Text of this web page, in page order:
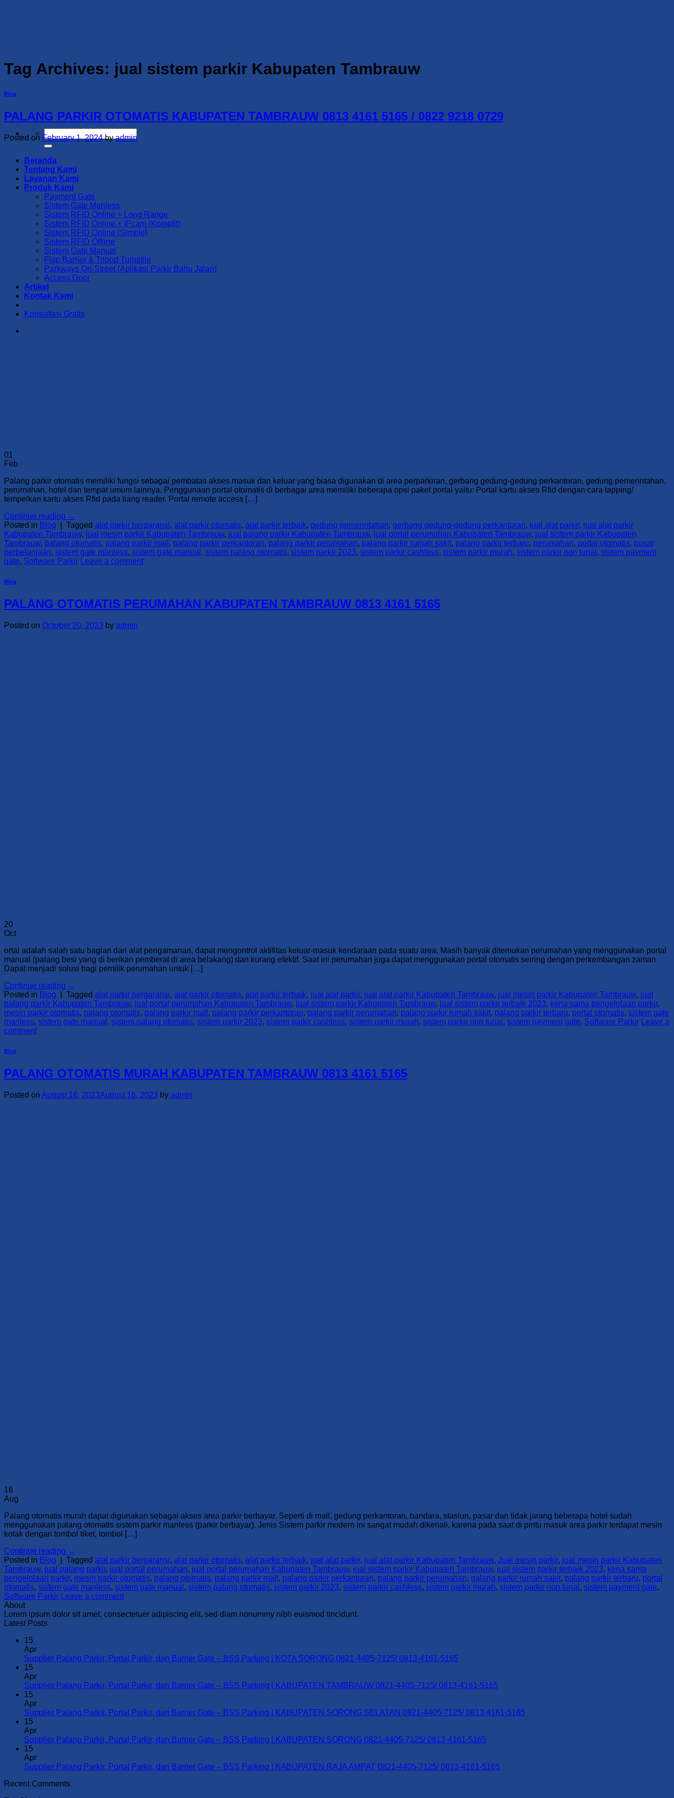
for:
Beranda
Tentang Kami
Layanan Kami
Produk Kami
Payment Gate
Sistem Gate Manless
Sistem RFID Online + Long Range
Sistem RFID Online + IPcam (Komplit)
Sistem RFID Online (Simple)
Sistem RFID Offline
Sistem Gate Manual
Flap Barrier & Tripod Turnstile
Parkways On-Street (Aplikasi Parkir Bahu Jalan)
Access Door
Artikel
Kontak Kami
Konsultasi Gratis
Tag Archives: jual sistem parkir Kabupaten Tambrauw
Blog
PALANG PARKIR OTOMATIS KABUPATEN TAMBRAUW 0813 4161 5165 / 0822 9218 0729
Posted on February 1, 2024 byadmin
01
Feb
Palang parkir otomatis memiliki fungsi sebagai pembatas akses masuk dan keluar yang biasa digunakan di area perparkiran, gerbang gedung-gedung perkantoran, gedung pemerintahan,
perumahan, hotel dan tempat umum lainnya. Penggunaan portal otomatis di berbagai area memiliki beberapa opsi paket portal yaitu: Portal kartu akses Rfid dengan cara tapping/
tempelkan kartu akses Rfid pada tiang reader. Portal remote access […]
Continue reading →
Posted in Blog Tagged alat parkir bergaransi, alat parkir otomatis, alat parkir terbaik, gedung pemerintahan, gerbang gedung-gedung perkantoran, jual alat parkir, jual alat parkir
Kabupaten Tambrauw, jual mesin parkir Kabupaten Tambrauw, jual palang parkir Kabupaten Tambrauw, jual portal perumahan Kabupaten Tambrauw, jual sistem parkir Kabupaten
Tambrauw, palang otomatis, palang parkir mall , palang parkir perkantoran, palang parkir perumahan, palang parkir rumah sakit, palang parkir terbaru, perumahan, portal otomatis, pusat
perbelanjaan, sistem gate manless, sistem gate manual , sistem palang otomatis, sistem parkir 2023, sistem parkir cashless, sistem parkir murah, sistem parkir non tunai, sistem payment
gate, Software Parkir Leave a comment
Blog
PALANG OTOMATIS PERUMAHAN KABUPATEN TAMBRAUW 0813 4161 5165
Posted on October 20, 2023 by admin
20
Oct
ortal adalah salah satu bagian dari alat pengamanan, dapat mengontrol aktifitas keluar-masuk kendaraan pada suatu area. Masih banyak ditemukan perumahan yang menggunakan portal
manual (palang besi yang di berikan pemberat di area belakang) dan kurang efektif. Saat ini perumahan juga dapat menggunakan portal otomatis seiring dengan perkembangan zaman
Dapat menjadi solusi bagi pemilik perumahan untuk […]
Continue reading →
Posted in Blog Tagged alat parkir bergaransi, alat parkir otomatis, alat parkir terbaik, jual alat parkir, jual alat parkir Kabupaten Tambrauw, jual mesin parkir Kabupaten Tambrauw, jual
palang parkir Kabupaten Tambrauw, jual portal perumahan Kabupaten Tambrauw, jual sistem parkir Kabupaten Tambrauw, jual sistem parkir terbaik 2023, kerja sama pengelolaan parkir,
mesin parkir otomatis, palang otomatis, palang parkir mall , palang parkir perkantoran, palang parkir perumahan, palang parkir rumah sakit, palang parkir terbaru, portal otomatis, sistem gate
manless, sistem gate manual , sistem palang otomatis, sistem parkir 2023, sistem parkir cashless, sistem parkir murah, sistem parkir non tunai, sistem payment gate, Software Parkir
Leave a
comment
Blog
PALANG OTOMATIS MURAH KABUPATEN TAMBRAUW 0813 4161 5165
Posted on August 16, 2023August 16, 2023 by admin
16
Aug
Palang otomatis murah dapat digunakan sebagai akses area parkir berbayar. Seperti di mall, gedung perkantoran, bandara, stasiun, pasar dan tidak jarang beberapa hotel sudah
menggunakan palang otomatis sistem parkir manless (parkir berbayar). Jenis Sistem parkir modern ini sangat mudah dikenali, karena pada saat di pintu masuk area parkir terdapat mesin
kotak dengan tombol tiket, tombol […]
Continue reading →
Posted in Blog Tagged alat parkir bergaransi, alat parkir otomatis, alat parkir terbaik, jual alat parkir, jual alat parkir Kabupaten Tambrauw, Jual mesin parkir, jual mesin parkir Kabupaten
Tambrauw, jual palang parkir, jual portal perumahan, jual portal perumahan Kabupaten Tambrauw, jual sistem parkir Kabupaten Tambrauw, jual sistem parkir terbaik 2023, kerja sama
pengelolaan parkir, mesin parkir otomatis, palang otomatis, palang parkir mall , palang parkir perkantoran, palang parkir perumahan, palang parkir rumah sakit, palang parkir terbaru, portal
otomatis, sistem gate manless, sistem gate manual , sistem palang otomatis, sistem parkir 2023, sistem parkir cashless, sistem parkir murah, sistem parkir non tunai, sistem payment gate,
Software Parkir
Leave a comment
About
Lorem ipsum dolor sit amet, consectetuer adipiscing elit, sed diam nonummy nibh euismod tincidunt.
Latest Posts
15
Apr
Supplier Palang Parkir, Portal Parkir, dan Barrier Gate – BSS Parking | KOTA SORONG 0821-4405-7125/ 0813-4161-5165
Supplier
Portal
Barrier
BSS
15
Apr
Supplier Palang Parkir, Portal Parkir, dan Barrier Gate – BSS Parking | KABUPATEN TAMBRAUW 0821-4405-7125/ 0813-4161-5165
Supplier
Barrier
15
Apr
Supplier Palang Parkir, Portal Parkir, dan Barrier Gate – BSS Parking | KABUPATEN SORONG SELATAN 0821-4405-7125/ 0813-4161-5165
15
Apr
Supplier Palang Parkir, Portal Parkir, dan Barrier Gate – BSS Parking | KABUPATEN SORONG 0821-4405-7125/ 0813-4161-5165
Supplier
15
Apr
Supplier Palang Parkir, Portal Parkir, dan Barrier Gate – BSS Parking | KABUPATEN RAJA AMPAT 0821-4405-7125/ 0813-4161-5165
Recent Comments